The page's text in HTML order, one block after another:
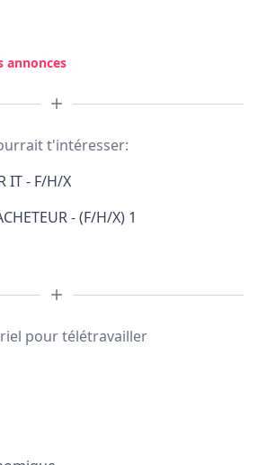
annonces
t'intéresser:
IT - F/H/X
- (F/H/X) 1
pour télétravailler